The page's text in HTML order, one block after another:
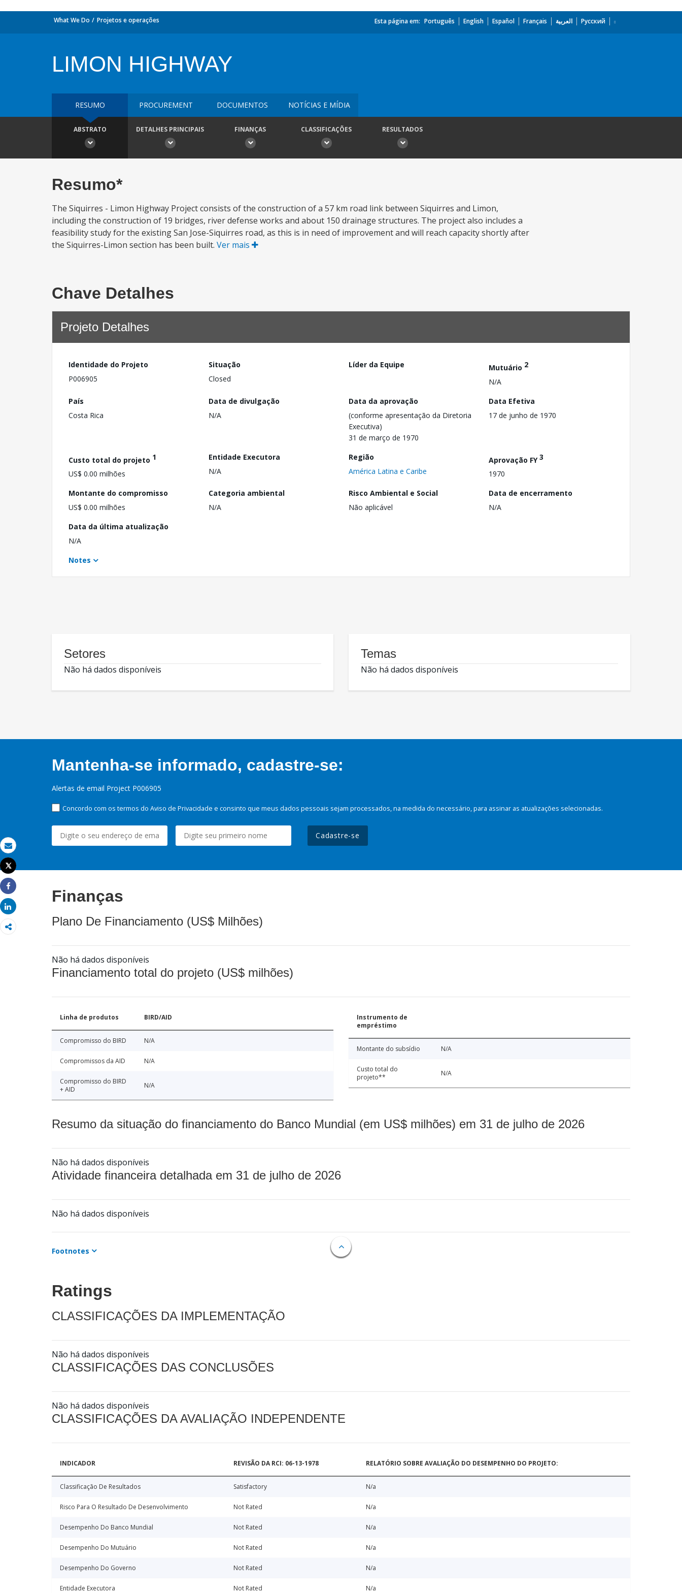
Email
Imprimir
Tweet
Share
Share
What We Do Projetos e operações Esta página em: Português English Español Français العربية Русский
LIMON HIGHWAY
RESUMO PROCUREMENT DOCUMENTOS NOTÍCIAS E MÍDIA
ABSTRATO DETALHES PRINCIPAIS FINANÇAS CLASSIFICAÇÕES RESULTADOS
Resumo*
The Siquirres - Limon Highway Project consists of the construction of a 57 km road link between Siquirres and Limon,
including the construction of 19 bridges, river defense works and about 150 drainage structures. The project also includes a
feasibility study for the existing San Jose-Siquirres road, as this is in need of improvement and will reach capacity shortly after
the Siquirres-Limon section has been built. Ver mais
Chave Detalhes
Projeto Detalhes
Identidade do Projeto
P006905
Situação
Closed
Líder da Equipe Mutuário 2
N/A
País
Costa Rica
Data de divulgação
N/A
Data da aprovação
(conforme apresentação da Diretoria
Executiva)
31 de março de 1970
Data Efetiva
17 de junho de 1970
Custo total do projeto 1
US$ 0.00 milhões
Entidade Executora
N/A
Região
América Latina e Caribe
Aprovação FY3
1970
Montante do compromisso
US$ 0.00 milhões
Categoria ambiental
N/A
Risco Ambiental e Social
Não aplicável
Data de encerramento
N/A
Data da última atualização
N/A
Notes
Setores
Não há dados disponíveis
Temas
Não há dados disponíveis
Mantenha-se informado, cadastre-se:
Alertas de email Project P006905
Concordo com os termos do Aviso de Privacidade e consinto que meus dados pessoais sejam processados, na medida do necessário, para assinar as atualizações selecionadas.
Cadastre-se
Finanças
Plano De Financiamento (US$ Milhões)
Não há dados disponíveis
Financiamento total do projeto (US$ milhões)
Linha de produtos BIRD/AID
Compromisso do BIRD N/A
Compromissos da AID N/A
Compromisso do BIRD
+ AID
N/A
Instrumento de
empréstimo
Montante do subsídio N/A
Custo total do
projeto**
N/A
Resumo da situação do financiamento do Banco Mundial (em US$ milhões) em 31 de julho de 2026
Não há dados disponíveis
Atividade financeira detalhada em 31 de julho de 2026
Não há dados disponíveis
Footnotes
Ratings
CLASSIFICAÇÕES DA IMPLEMENTAÇÃO
Não há dados disponíveis
CLASSIFICAÇÕES DAS CONCLUSÕES
Não há dados disponíveis
CLASSIFICAÇÕES DA AVALIAÇÃO INDEPENDENTE
INDICADOR REVISÃO DA RCI: 06-13-1978 RELATÓRIO SOBRE AVALIAÇÃO DO DESEMPENHO DO PROJETO:
Classificação De Resultados Satisfactory N/a
Risco Para O Resultado De Desenvolvimento Not Rated N/a
Desempenho Do Banco Mundial Not Rated N/a
Desempenho Do Mutuário Not Rated N/a
Desempenho Do Governo Not Rated N/a
Entidade Executora Not Rated N/a